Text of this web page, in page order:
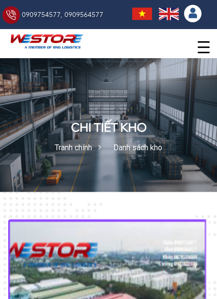
0909754577, 0909564577
CHI TIẾT KHO
Tranh chính Danh sách kho